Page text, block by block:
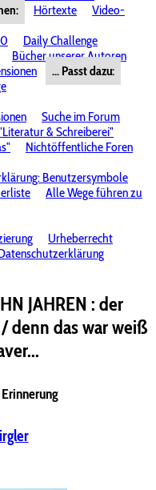
Hörtexte
Video-
Daily Challenge
Bücher unserer Autoren
... Passt dazu:
Suche im Forum
& Schreiberei"
Nichtöffentliche Foren
Benutzersymbole
Alle Wege führen zu
Urheberrecht
JAHREN : der
denn das war weiß